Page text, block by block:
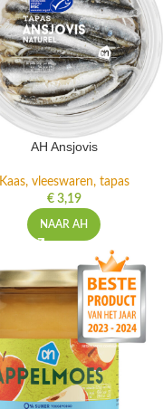
AH Ansjovis
Kaas, vleeswaren, tapas
€3,19
NAAR AH